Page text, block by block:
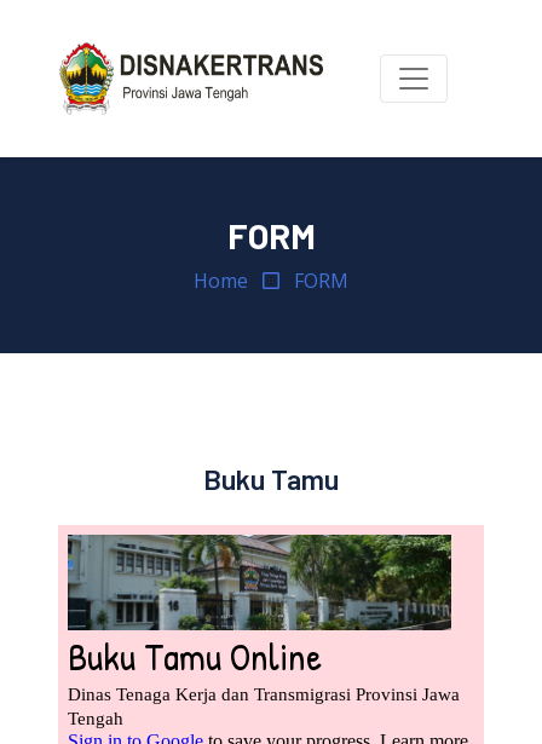
FORM
Home FORM
Buku Tamu